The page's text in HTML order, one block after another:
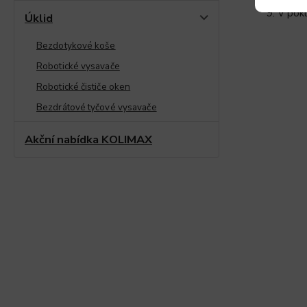
Úklid
Bezdotykové koše
Robotické vysavače
Robotické čističe oken
Bezdrátové tyčové vysavače
Akční nabídka KOLIMAX
V